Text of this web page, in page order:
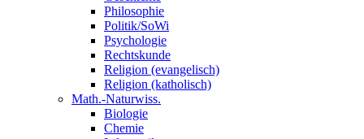
Philosophie
Politik/SoWi
Psychologie
Rechtskunde
Religion (evangelisch)
Religion (katholisch)
Math.-Naturwiss.
Biologie
Chemie